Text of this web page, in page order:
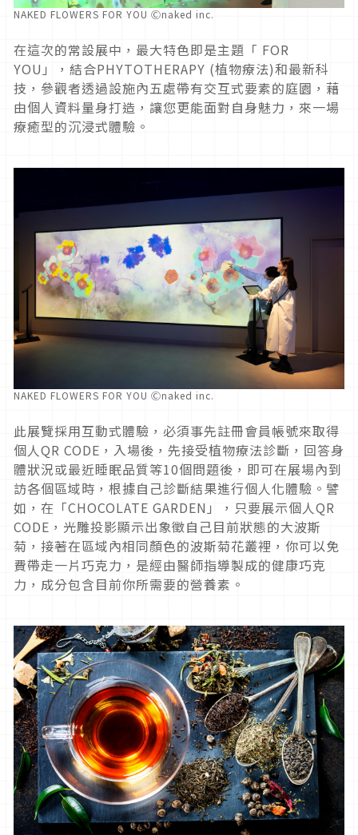
NAKED FLOWERS FOR YOU Ⓒnaked inc.
在這次的常設展中，最大特色即是主題「 FOR
YOU 」，結合PHYTOTHERAPY (植物療法)和最新科
技，參觀者透過設施內五處帶有交互式要素的庭園，藉
由個人資料量身打造，讓您更能面對自身魅力，來一場
療癒型的沉浸式體驗。
NAKED FLOWERS FOR YOU Ⓒnaked inc.
此展覽採用互動式體驗，必須事先註冊會員帳號來取得
個人QR CODE ，入場後，先接受植物療法診斷，回答身
體狀況或最近睡眠品質等10個問題後，即可在展場內到
訪各個區域時，根據自己診斷結果進行個人化體驗。譬
如，在「CHOCOLATE GARDEN 」，只要展示個人QR
CODE ，光雕投影顯示出象徵自己目前狀態的大波斯
菊，接著在區域內相同顏色的波斯菊花叢裡，你可以免
費帶走一片巧克力，是經由醫師指導製成的健康巧克
力，成分包含目前你所需要的營養素。